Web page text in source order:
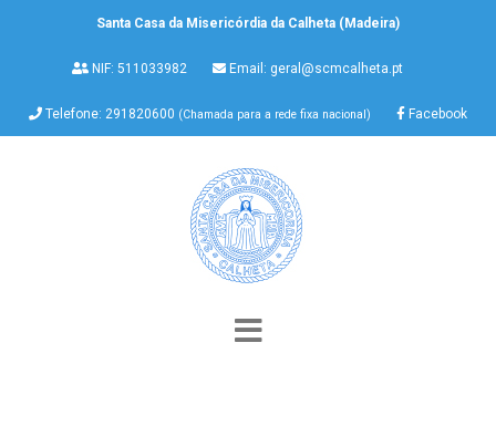
Santa Casa da Misericórdia da Calheta (Madeira)
NIF: 511033982 Email: geral@scmcalheta.pt
Telefone: 291820600 (Chamada para a rede fixa nacional) Facebook